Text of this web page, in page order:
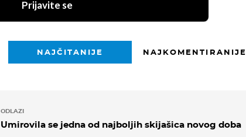
Prijavite se
NAJČITANIJE NAJKOMENTIRANIJE
ODLAZI
Umirovila se jedna od najboljih skijašica novog doba